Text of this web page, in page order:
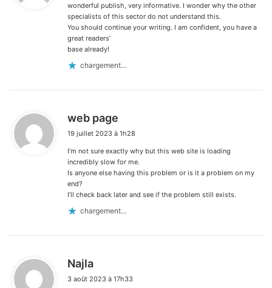
:
wonderful publish, very informative. I wonder why the other
specialists of this sector do not understand this.
You should continue your writing. I am confident, you have a
great readers’
base already!
chargement…
web page
:
19 juillet 2023 à 1h28
I’m not sure exactly why but this web site is loading
incredibly slow for me.
Is anyone else having this problem or is it a problem on my
end?
I’ll check back later and see if the problem still exists.
chargement…
Najla
t
3 août 2023 à 17h33